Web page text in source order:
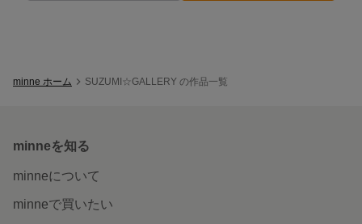
minne ホーム SUZUMI☆GALLERY の作品一覧
minneを知る
minneについて
minneで買いたい